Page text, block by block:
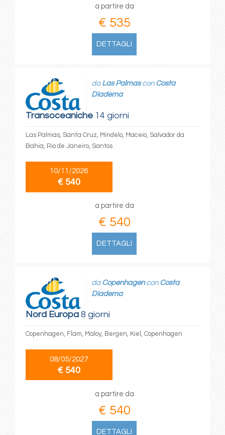
a partire da
€ 535
DETTAGLI
Transoceaniche14 giorni
da Las Palmascon Costa
Diadema
Las Palmas, Santa Cruz, Mindelo, Maceio, Salvador da
Bahia, Rio de Janeiro, Santos
10/11/2026
€ 540
a partire da
€ 540
DETTAGLI
Nord Europa8 giorni
da Copenhagencon Costa
Diadema
Copenhagen, Flam, Maloy, Bergen, Kiel, Copenhagen
08/05/2027
€ 540
a partire da
€ 540
DETTAGLI